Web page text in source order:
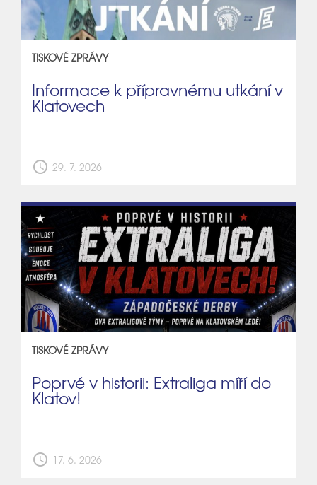
TISKOVÉ ZPRÁVY
Informace k přípravnému utkání v
Klatovech
schedule 29. 7. 2026
TISKOVÉ ZPRÁVY
Poprvé v historii: Extraliga míří do
Klatov!
schedule 17. 6. 2026